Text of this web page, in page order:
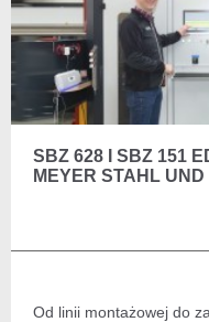
SBZ 628 I SBZ 151
MEYER STAHL
Od linii montażowej do